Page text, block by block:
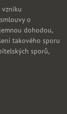
vzniku
o
dohodou,
takového sporu
sporů,